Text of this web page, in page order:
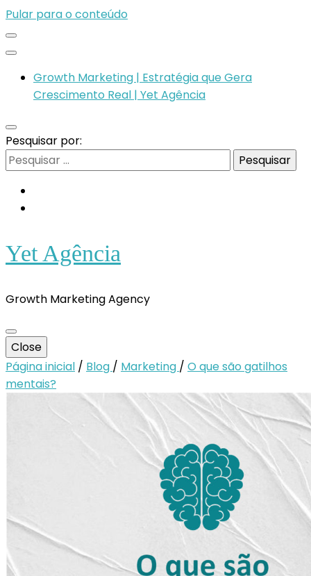
Pular para o conteúdo
Growth Marketing | Estratégia que Gera
Crescimento Real | Yet Agência
Pesquisar por:
Yet Agência
Growth Marketing Agency
Close
Página inicial / Blog / Marketing / O que são gatilhos
mentais?